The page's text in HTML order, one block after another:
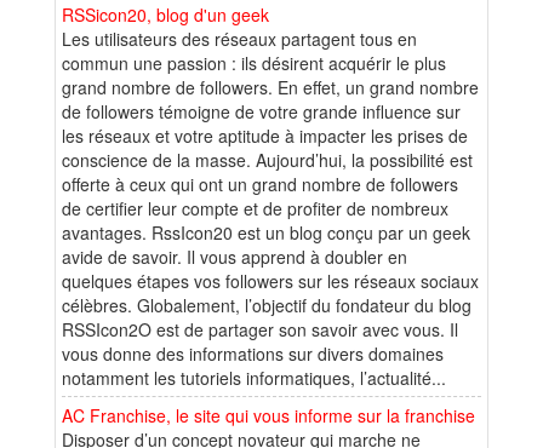
RSSicon20, blog d'un geek
Les utilisateurs des réseaux partagent tous en
commun une passion : ils désirent acquérir le plus
grand nombre de followers. En effet, un grand nombre
de followers témoigne de votre grande influence sur
les réseaux et votre aptitude à impacter les prises de
conscience de la masse. Aujourd’hui, la possibilité est
offerte à ceux qui ont un grand nombre de followers
de certifier leur compte et de profiter de nombreux
avantages. RssIcon20 est un blog conçu par un geek
avide de savoir. Il vous apprend à doubler en
quelques étapes vos followers sur les réseaux sociaux
célèbres. Globalement, l’objectif du fondateur du blog
RSSIcon2O est de partager son savoir avec vous. Il
vous donne des informations sur divers domaines
notamment les tutoriels informatiques, l’actualité...
AC Franchise, le site qui vous informe sur la franchise
Disposer d’un concept novateur qui marche ne